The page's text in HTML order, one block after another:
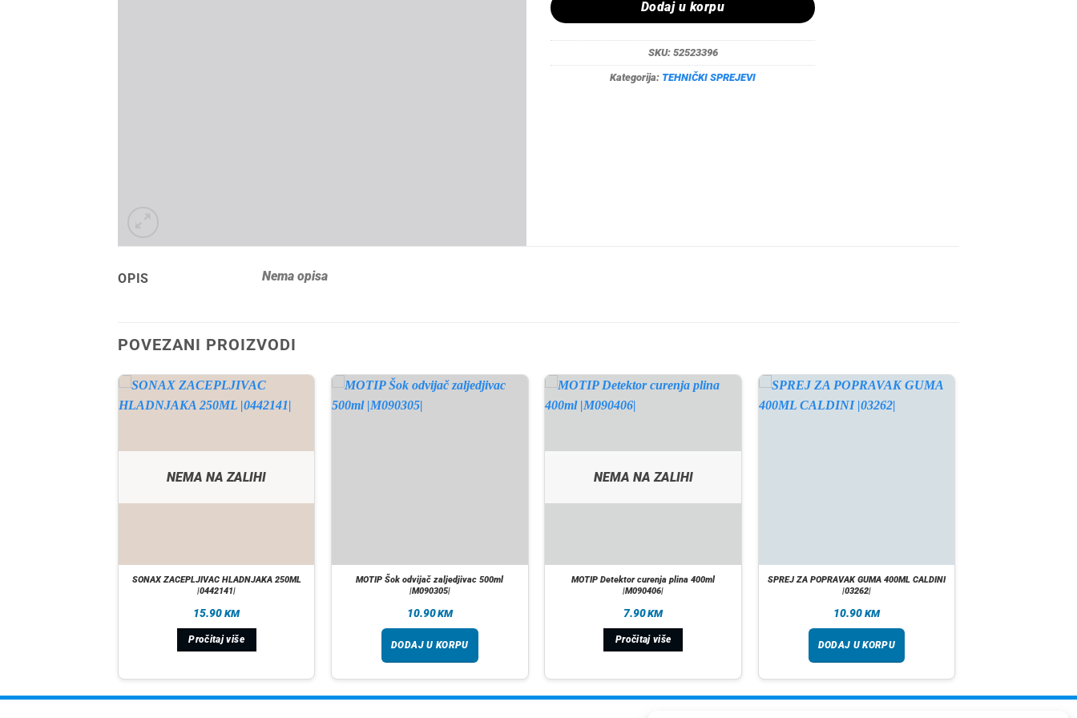
Dodaj u korpu
SKU: 52523396
Kategorija: TEHNIČKI SPREJEVI
OPIS Nema opisa
POVEZANI PROIZVODI
NEMA NA ZALIHI
SONAX ZACEPLJIVAC HLADNJAKA 250ML
|0442141|
15.90 KM
Pročitaj više
MOTIP Šok odvijač zaljedjivac 500ml
|M090305|
10.90KM
DODAJ U KORPU
NEMA NA ZALIHI
MOTIP Detektor curenja plina 400ml
|M090406|
7.90KM
Pročitaj više
SPREJ ZA POPRAVAK GUMA 400ML CALDINI
|03262|
10.90 KM
DODAJ U KORPU